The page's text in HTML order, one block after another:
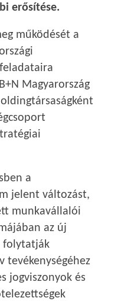
erősítése.
működését a
Magyarország
a
jelent változást,
munkavállalói
az új
folytatják
tevékenységéhez
jogviszonyok és